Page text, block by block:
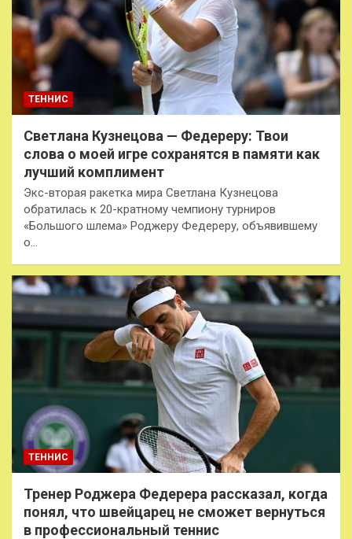
ТЕННИС
Светлана Кузнецова — Федереру: Твои
слова о моей игре сохранятся в памяти как
лучший комплимент
Экс-вторая ракетка мира Светлана Кузнецова
обратилась к 20-кратному чемпиону турниров
«Большого шлема» Роджеру Федереру, объявившему
о…
ТЕННИС
Тренер Роджера Федерера рассказал, когда
понял, что швейцарец не сможет вернуться
в профессиональный теннис